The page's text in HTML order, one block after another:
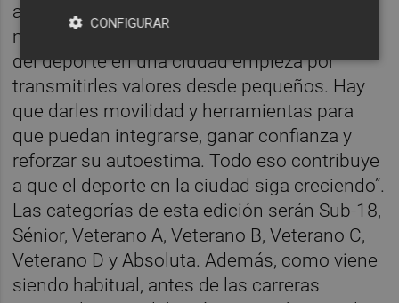
apuntar que “semana a semana trabajamos
mucho con niños y creemos que el fomento
del deporte en una ciudad empieza por
transmitirles valores desde pequeños. Hay
que darles movilidad y herramientas para
que puedan integrarse, ganar confianza y
reforzar su autoestima. Todo eso contribuye
a que el deporte en la ciudad siga creciendo”.
Las categorías de esta edición serán Sub-18,
Sénior, Veterano A, Veterano B, Veterano C,
Veterano D y Absoluta. Además, como viene
siendo habitual, antes de las carreras
CONFIGURAR